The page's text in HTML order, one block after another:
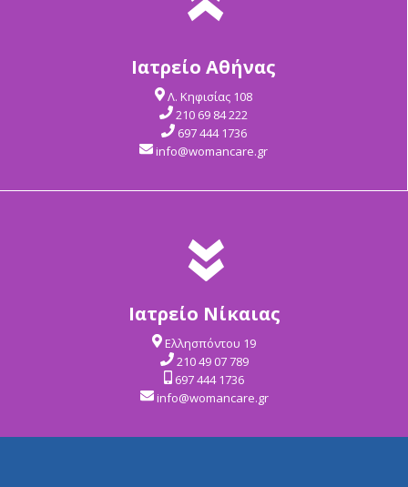
Ιατρείο Αθήνας
Λ. Κηφισίας 108
210 69 84 222
697 444 1736
info@womancare.gr
Ιατρείο Νίκαιας
Ελλησπόντου 19
210 49 07 789
697 444 1736
info@womancare.gr